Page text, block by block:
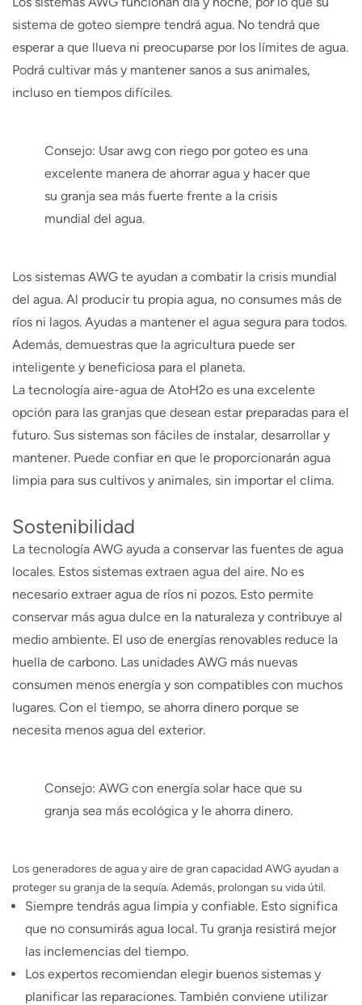
sistema de goteo siempre tendrá agua. No tendrá que
esperar a que llueva ni preocuparse por los límites de agua.
Podrá cultivar más y mantener sanos a sus animales,
incluso en tiempos difíciles.
Consejo: Usar awg con riego por goteo es una
excelente manera de ahorrar agua y hacer que
su granja sea más fuerte frente a la crisis
mundial del agua.
Los sistemas AWG te ayudan a combatir la crisis mundial
del agua. Al producir tu propia agua, no consumes más de
ríos ni lagos. Ayudas a mantener el agua segura para todos.
Además, demuestras que la agricultura puede ser
inteligente y beneficiosa para el planeta.
La tecnología aire-agua de AtoH2o es una excelente
opción para las granjas que desean estar preparadas para el
futuro. Sus sistemas son fáciles de instalar, desarrollar y
mantener. Puede confiar en que le proporcionarán agua
limpia para sus cultivos y animales, sin importar el clima.
Sostenibilidad
La tecnología AWG ayuda a conservar las fuentes de agua
locales. Estos sistemas extraen agua del aire. No es
necesario extraer agua de ríos ni pozos. Esto permite
conservar más agua dulce en la naturaleza y contribuye al
medio ambiente. El uso de energías renovables reduce la
huella de carbono. Las unidades AWG más nuevas
consumen menos energía y son compatibles con muchos
lugares. Con el tiempo, se ahorra dinero porque se
necesita menos agua del exterior.
Consejo: AWG con energía solar hace que su
granja sea más ecológica y le ahorra dinero.
Los generadores de agua y aire de gran capacidad AWG ayudan a
proteger su granja de la sequía. Además, prolongan su vida útil.
Siempre tendrás agua limpia y confiable. Esto significa
que no consumirás agua local. Tu granja resistirá mejor
las inclemencias del tiempo.
Los expertos recomiendan elegir buenos sistemas y
planificar las reparaciones. También conviene utilizar